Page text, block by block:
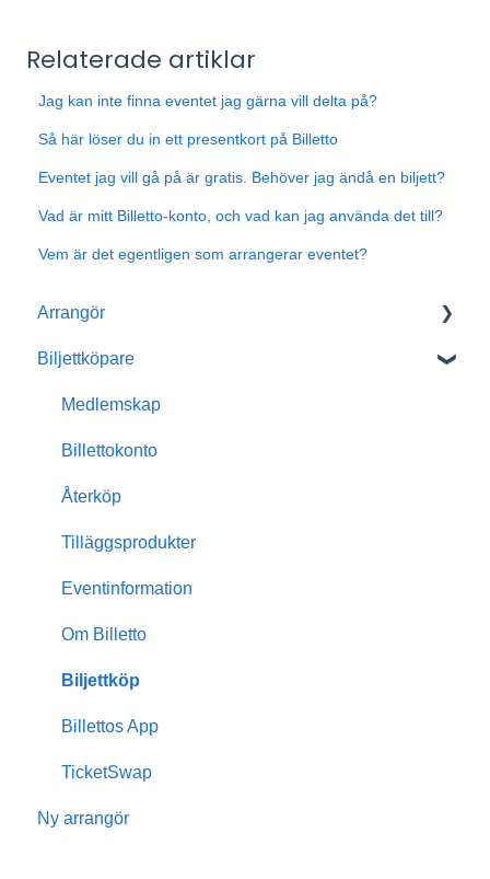
Relaterade artiklar
Jag kan inte finna eventet jag gärna vill delta på?
Så här löser du in ett presentkort på Billetto
Eventet jag vill gå på är gratis. Behöver jag ändå en biljett?
Vad är mitt Billetto-konto, och vad kan jag använda det till?
Vem är det egentligen som arrangerar eventet?
Arrangör
Kom igång med Billetto
Mitt Billetto
Skapa event
Anpassningar & design
Medlemskap
Insikter & rapporter
Skanning & dörrförsäljning
Finansiellt
Billetto Advertising
Marknadsföring
Återkommande events
Biljettköpare
Medlemskap
Billettokonto
Återköp
Tilläggsprodukter
Eventinformation
Om Billetto
Biljettköp
Billettos App
TicketSwap
Ny arrangör